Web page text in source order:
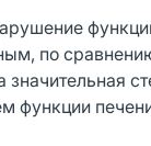
по
функции